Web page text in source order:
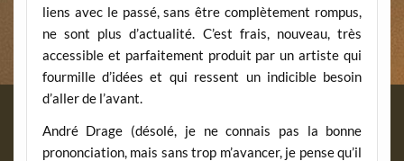
liens avec le passé, sans être complètement rompus,
ne sont plus d’actualité. C’est frais, nouveau, très
accessible et parfaitement produit par un artiste qui
fourmille d’idées et qui ressent un indicible besoin
d’aller de l’avant.
André Drage (désolé, je ne connais pas la bonne
prononciation, mais sans trop m’avancer, je pense qu’il